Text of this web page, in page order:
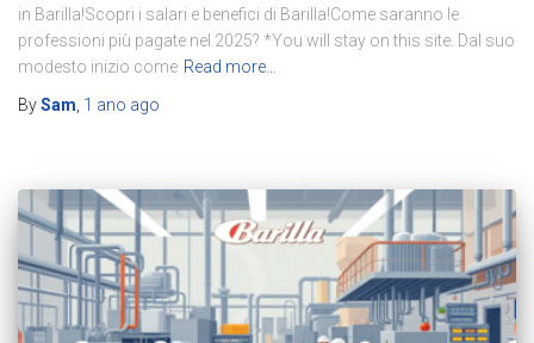
in Barilla!Scopri i salari e benefici di Barilla!Come saranno le
professioni più pagate nel 2025? *You will stay on this site. Dal suo
modesto inizio come Read more…
BySam 1 ano ago